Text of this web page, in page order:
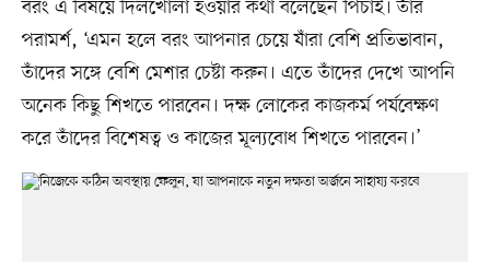
বরং এ বিষয়ে দিলখোলা হওয়ার কথা বলেছেন পিচাই। তাঁর
পরামর্শ, ‘এমন হলে বরং আপনার চেয়ে যাঁরা বেশি প্রতিভাবান,
তাঁদের সঙ্গে বেশি মেশার চেষ্টা করুন। এতে তাঁদের দেখে আপনি
অনেক কিছু শিখতে পারবেন। দক্ষ লোকের কাজকর্ম পর্যবেক্ষণ
করে তাঁদের বিশেষত্ব ও কাজের মূল্যবোধ শিখতে পারবেন।’